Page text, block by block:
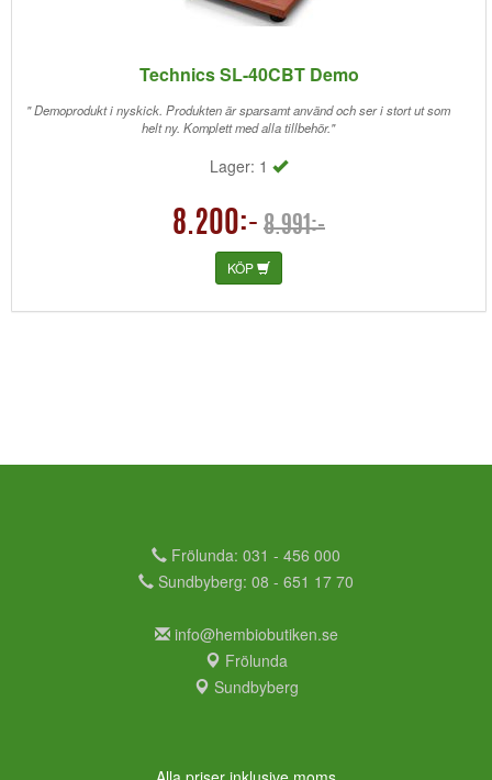
Technics SL-40CBT Demo
" Demoprodukt i nyskick. Produkten är sparsamt använd och ser i stort ut som
helt ny. Komplett med alla tillbehör."
Lager: 1
8.200:- 8.991:-
KÖP
Frölunda: 031 - 456 000
Sundbyberg: 08 - 651 17 70
info@hembiobutiken.se
Frölunda
Sundbyberg